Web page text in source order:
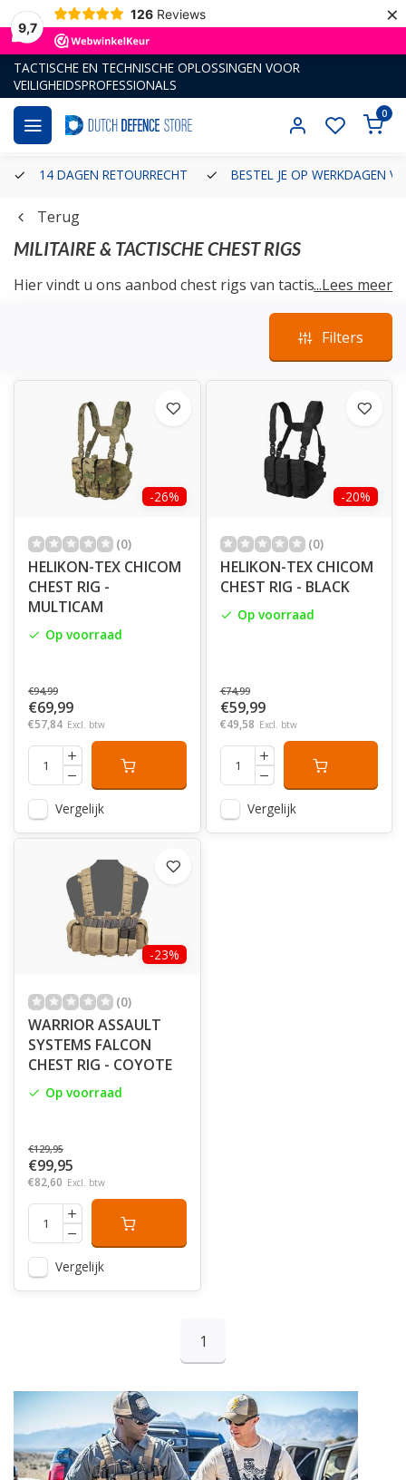
9,7
126 Reviews ×
TACTISCHE EN TECHNISCHE OPLOSSINGEN VOOR
VEILIGHEIDSPROFESSIONALS
0
14 DAGEN RETOURRECHT BESTEL JE OP WERKDAGEN
Terug
MILITAIRE & TACTISCHE CHEST RIGS
Hier vindt u ons aanbod chest rigs van tactische...Lees meer
Filters
-26%
(0)
HELIKON-TEX CHICOM
CHEST RIG -
MULTICAM
Op voorraad
€94,99
€69,99
€57,84 Excl. btw
Vergelijk
-20%
(0)
HELIKON-TEX CHICOM
CHEST RIG - BLACK
Op voorraad
€74,99
€59,99
€49,58 Excl. btw
Vergelijk
-23%
(0)
WARRIOR ASSAULT
SYSTEMS FALCON
CHEST RIG - COYOTE
Op voorraad
€129,95
€99,95
€82,60 Excl. btw
Vergelijk
1